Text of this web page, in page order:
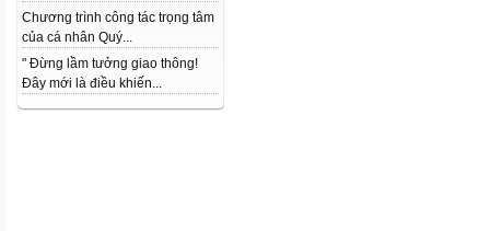
Chương trình công tác trọng tâm
của cá nhân Quý...
" Đừng lầm tưởng giao thông!
Đây mới là điều khiến...